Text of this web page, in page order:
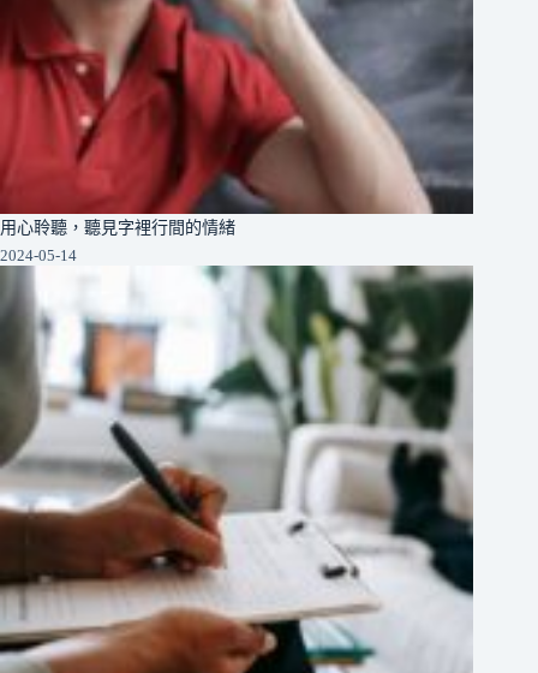
用心聆聽，聽見字裡行間的情緒
2024-05-14